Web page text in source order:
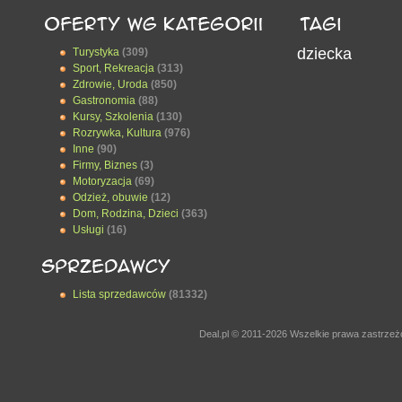
Turystyka (309)
Sport, Rekreacja (313)
Zdrowie, Uroda (850)
Gastronomia (88)
Kursy, Szkolenia (130)
Rozrywka, Kultura (976)
Inne (90)
Firmy, Biznes (3)
Motoryzacja (69)
Odzież, obuwie (12)
Dom, Rodzina, Dzieci (363)
Usługi (16)
Lista sprzedawców (81332)
dziecka
Deal.pl © 2011-2026 Wszelkie prawa